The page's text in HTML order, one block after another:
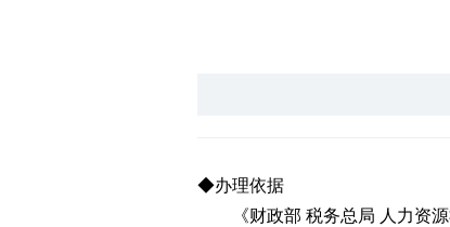
◆办理依据
《财政部 税务总局 人力资源